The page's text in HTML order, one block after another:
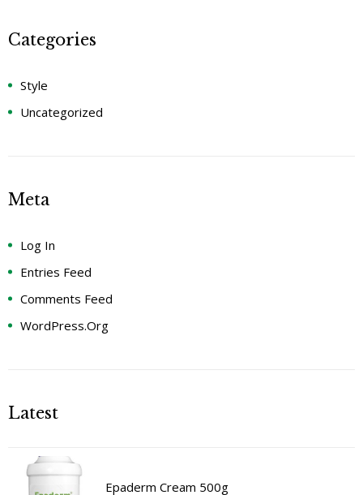
Categories
Style
Uncategorized
Meta
Log In
Entries Feed
Comments Feed
WordPress.org
Latest
Epaderm Cream 500g